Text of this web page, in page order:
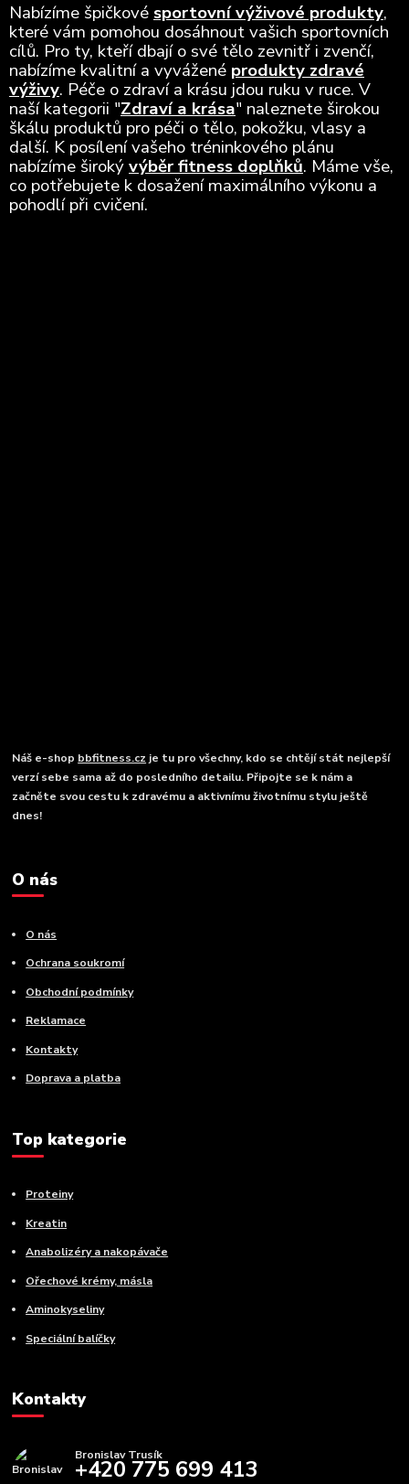
Nabízíme špičkovésportovní výživové produkty,
které vám pomohou dosáhnout vašich sportovních
cílů. Pro ty, kteří dbají o své tělo zevnitř i zvenčí,
nabízíme kvalitní a vyvážené produkty zdravé
výživy. Péče o zdraví a krásu jdou ruku v ruce. V
naší kategorii "Zdraví a krása" naleznete širokou
škálu produktů pro péči o tělo, pokožku, vlasy a
další. K posílení vašeho tréninkového plánu
nabízíme širokývýběr fitness doplňků. Máme vše,
co potřebujete k dosažení maximálního výkonu a
pohodlí při cvičení.
Náš e-shop bbfitness.cz je tu pro všechny, kdo se chtějí stát nejlepší
verzí sebe sama až do posledního detailu. Připojte se k nám a
začněte svou cestu k zdravému a aktivnímu životnímu stylu ještě
dnes!
O nás
O nás
Ochrana soukromí
Obchodní podmínky
Reklamace
Kontakty
Doprava a platba
Top kategorie
Proteiny
Kreatin
Anabolizéry a nakopávače
Ořechové krémy, másla
Aminokyseliny
Speciální balíčky
Kontakty
Bronislav Trusík
+420 775 699 413